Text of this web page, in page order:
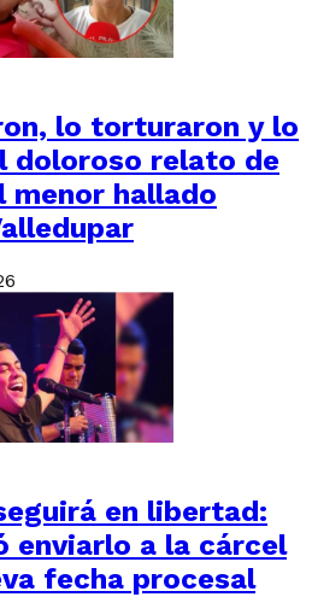
lo torturaron y lo
doloroso relato de
menor hallado
en libertad:
enviarlo a la cárcel
fecha procesal